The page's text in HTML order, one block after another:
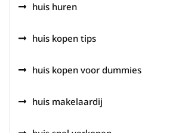
huis huren
huis kopen tips
huis kopen voor dummies
huis makelaardij